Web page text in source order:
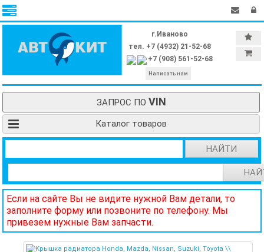
г.Иваново
тел. +7 (4932) 21-52-68
+7 (908) 561-52-68
Написать нам
ЗАПРОС ПО VIN
Каталог товаров
НАЙТИ
Если на сайте Вы не видите нужной Вам детали, то
заполните форму или позвоните по телефону. Мы
привезем нужные Вам запчасти.